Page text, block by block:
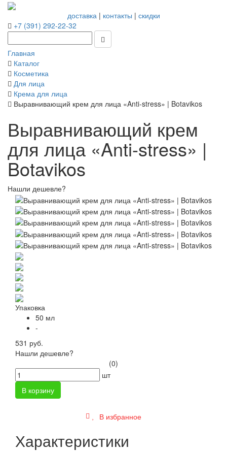
доставка| контакты | скидки
+7 (391) 292-22-32
Главная
Каталог
Косметика
Для лица
Крема для лица
Выравнивающий крем для лица «Anti-stress» | Botavikos
Выравнивающий крем
для лица «Anti-stress» |
Botavikos
Нашли дешевле?
Упаковка
50 мл
-
531 руб.
Нашли дешевле?
(0)
шт
В корзину
В избранное
Характеристики